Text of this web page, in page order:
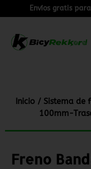
Envíos gratis
Inicio / Sistema de
100mm-
Freno